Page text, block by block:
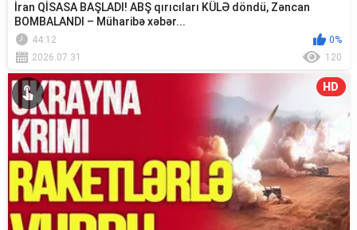
İran QİSASA BAŞLADI! ABŞ qırıcıları KÜLƏ döndü, Zəncan
BOMBALANDI – Müharibə xəbər...
44:12
0%
2026.07.31
120
HD